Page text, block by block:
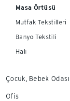
Masa Örtüsü
Mutfak Tekstilleri
Banyo Tekstili
Halı
Çocuk, Bebek Odası
Ofis